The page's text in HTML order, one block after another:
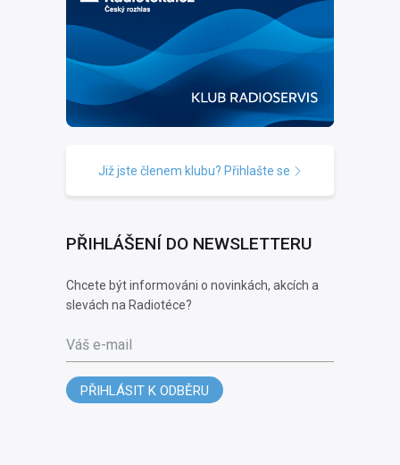
Již jste členem klubu? Přihlašte se
PŘIHLÁŠENÍ DO NEWSLETTERU
Chcete být informováni o novinkách, akcích a
slevách na Radiotéce?
Váš e-mail
PŘIHLÁSIT K ODBĚRU